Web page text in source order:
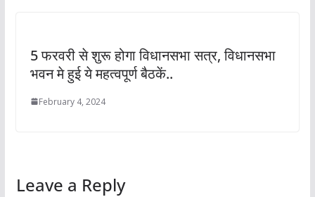
5 फरवरी से शुरू होगा विधानसभा सत्र, विधानसभा
भवन मे हुई ये महत्वपूर्ण बैठकें..
February 4, 2024
Leave a Reply